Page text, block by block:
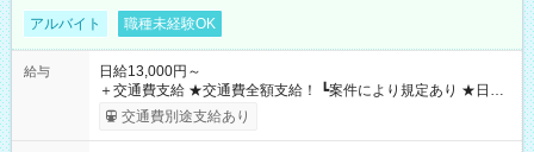
アルバイト 職種未経験OK
給与
日給13,000円～
＋交通費支給 ★交通費全額支給！ ┗案件により規定あり ★日払
いOK！（規定あり） ┗働いたその日に現金GET♪ お仕事後はコ
ンビニATMから 日払い分を引き落とせます！ 【試用期間】試
交通費別途支給あり